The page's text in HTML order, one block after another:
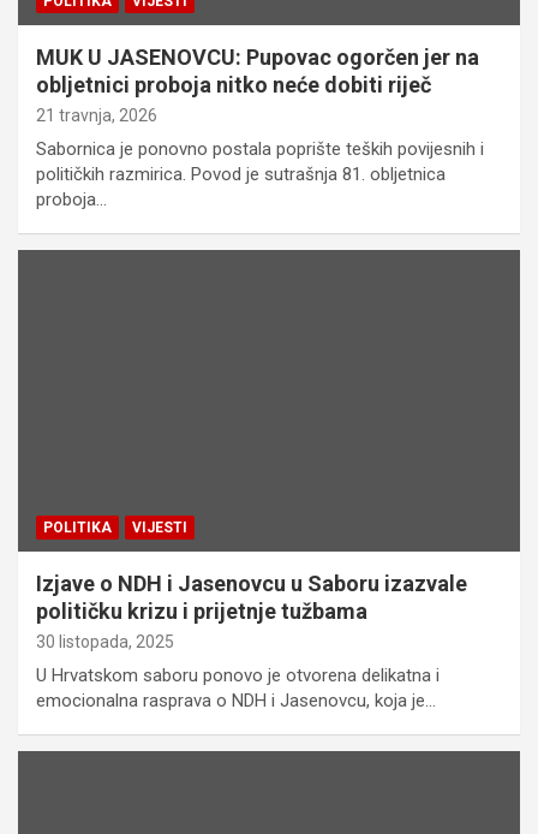
MUK U JASENOVCU: Pupovac ogorčen jer na
obljetnici proboja nitko neće dobiti riječ
21 travnja, 2026
Sabornica je ponovno postala poprište teških povijesnih i
političkih razmirica. Povod je sutrašnja 81. obljetnica
proboja…
POLITIKA VIJESTI
Izjave o NDH i Jasenovcu u Saboru izazvale
političku krizu i prijetnje tužbama
30 listopada, 2025
U Hrvatskom saboru ponovo je otvorena delikatna i
emocionalna rasprava o NDH i Jasenovcu, koja je…